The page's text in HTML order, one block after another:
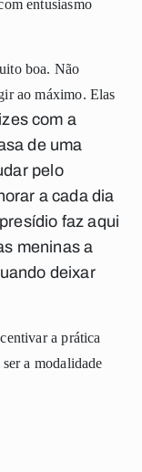
entusiasmo
boa. Não
ao máximo. Elas
com a
de uma
pelo
a cada dia
faz aqui
meninas a
deixar
a prática
a modalidade